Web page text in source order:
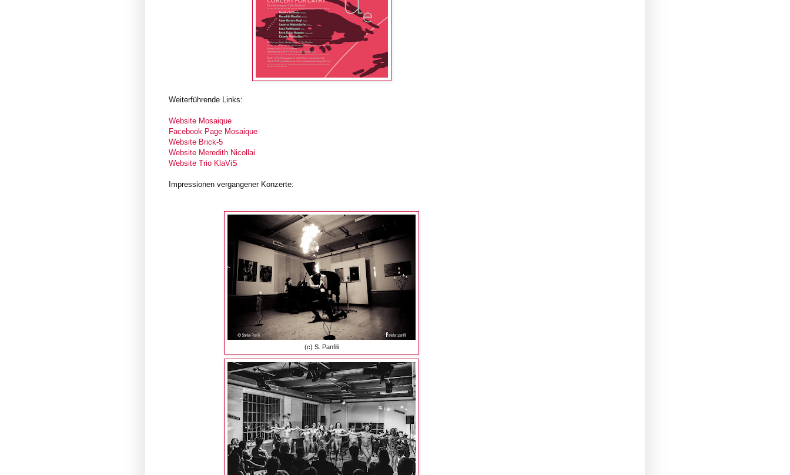
Weiterführende Links:
Website Mosaique
Facebook Page Mosaique
Website Brick-5
Website Meredith Nicollai
Website Trio KlaViS
Impressionen vergangener Konzerte:
(c) S. Panfili